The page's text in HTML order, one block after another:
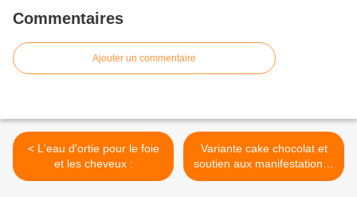
Commentaires
Ajouter un commentaire
< L'eau d'ortie pour le foie
et les cheveux :
Variante cake chocolat et
soutien aux manifestations :
>